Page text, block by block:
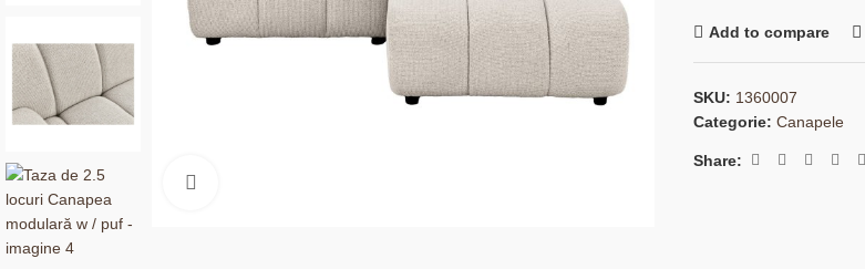
Add to compare
SKU: 1360007
Categorie: Canapele
Share: